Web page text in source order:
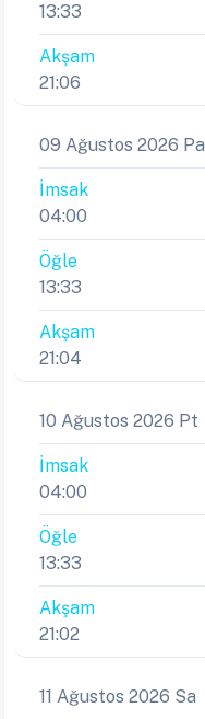
13:33
Akşam
21:06
09 Ağustos 2026 Pa
İmsak
04:00
Öğle
13:33
Akşam
21:04
10 Ağustos 2026 Pt
İmsak
04:00
Öğle
13:33
Akşam
21:02
11 Ağustos 2026 Sa